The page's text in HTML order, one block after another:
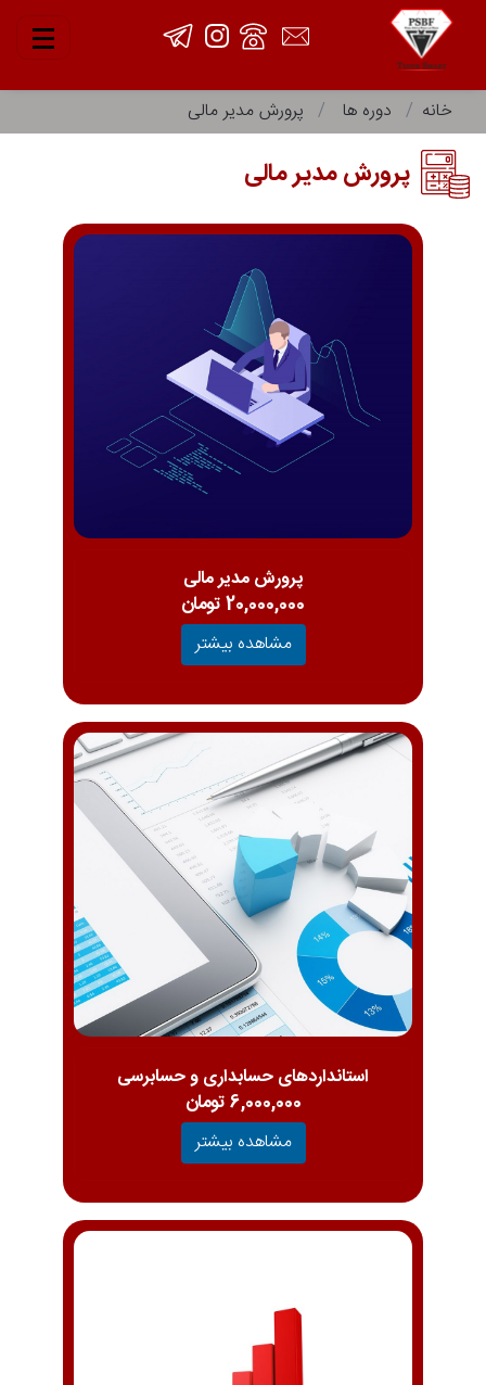
خانه دوره ها پرورش مدیر مالی
پرورش مدیر مالی
پرورش مدیر مالی
20,000,000 تومان
مشاهده بیشتر
استانداردهای حسابداری و حسابرسی
6,000,000 تومان
مشاهده بیشتر